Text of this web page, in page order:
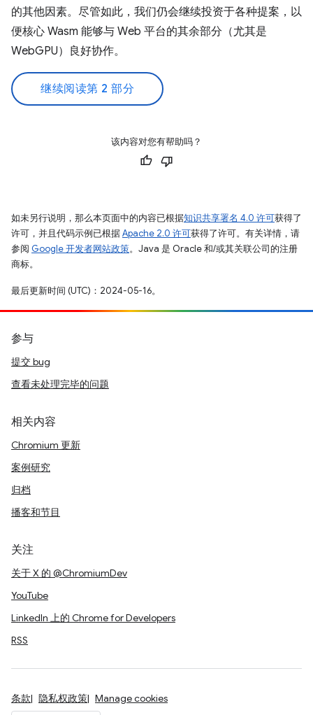
的其他因素。尽管如此，我们仍会继续投资于各种提案，以
便核心 Wasm 能够与 Web 平台的其余部分（尤其是
WebGPU）良好协作。
继续阅读第 2 部分
该内容对您有帮助吗？
如未另行说明，那么本页面中的内容已根据知识共享署名 4.0 许可获得了
许可，并且代码示例已根据Apache 2.0 许可获得了许可。有关详情，请
参阅 Google 开发者网站政策。Java 是 Oracle 和/或其关联公司的注册
商标。
最后更新时间 (UTC)：2024-05-16。
参与
提交 bug
查看未处理完毕的问题
相关内容
Chromium 更新
案例研究
归档
播客和节目
关注
关于 X 的 @ChromiumDev
YouTube
LinkedIn 上的 Chrome for Developers
RSS
条款 隐私权政策 Manage cookies